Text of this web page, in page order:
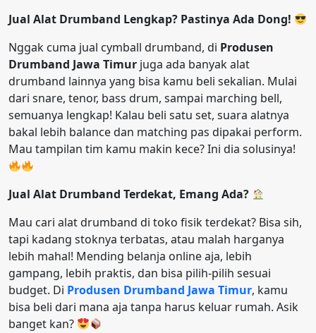
Jual Alat Drumband Lengkap? Pastinya Ada Dong!
Nggak cuma jual cymball drumband, di Produsen
Drumband Jawa Timur juga ada banyak alat
drumband lainnya yang bisa kamu beli sekalian. Mulai
dari snare, tenor, bass drum, sampai marching bell,
semuanya lengkap! Kalau beli satu set, suara alatnya
bakal lebih balance dan matching pas dipakai perform.
Mau tampilan tim kamu makin kece? Ini dia solusinya!
Jual Alat Drumband Terdekat, Emang Ada?
Mau cari alat drumband di toko fisik terdekat? Bisa sih,
tapi kadang stoknya terbatas, atau malah harganya
lebih mahal! Mending belanja online aja, lebih
gampang, lebih praktis, dan bisa pilih-pilih sesuai
budget. Di Produsen Drumband Jawa Timur, kamu
bisa beli dari mana aja tanpa harus keluar rumah. Asik
banget kan?